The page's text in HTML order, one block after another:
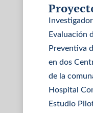
Evaluación
Preventiva
en dos
de la
Hospital
Estudio